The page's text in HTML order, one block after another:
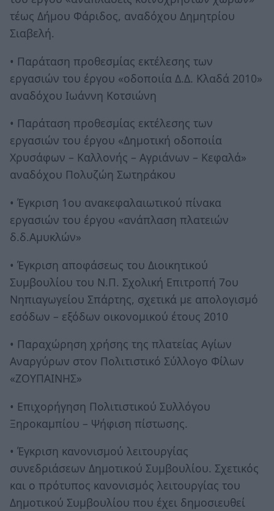
τέως Δήμου Φάριδος, αναδόχου Δημητρίου
Σιαβελή.
• Παράταση προθεσμίας εκτέλεσης των
εργασιών του έργου «οδοποιία Δ.Δ. Κλαδά 2010»
αναδόχου Ιωάννη Κοτσιώνη
• Παράταση προθεσμίας εκτέλεσης των
εργασιών του έργου «Δημοτική οδοποιία
Χρυσάφων – Καλλονής – Αγριάνων – Κεφαλά»
αναδόχου Πολυζώη Σωτηράκου
• Έγκριση 1ου ανακεφαλαιωτικού πίνακα
εργασιών του έργου «ανάπλαση πλατειών
δ.δ.Αμυκλών»
• Έγκριση αποφάσεως του Διοικητικού
Συμβουλίου του Ν.Π. Σχολική Επιτροπή 7ου
Νηπιαγωγείου Σπάρτης, σχετικά με απολογισμό
εσόδων – εξόδων οικονομικού έτους 2010
• Παραχώρηση χρήσης της πλατείας Αγίων
Αναργύρων στον Πολιτιστικό Σύλλογο Φίλων
«ΖΟΥΠΑΙΝΗΣ»
• Επιχορήγηση Πολιτιστικού Συλλόγου
Ξηροκαμπίου – Ψήφιση πίστωσης.
• Έγκριση κανονισμού λειτουργίας
συνεδριάσεων Δημοτικού Συμβουλίου. Σχετικός
και ο πρότυπος κανονισμός λειτουργίας του
Δημοτικού Συμβουλίου που έχει δημοσιευθεί